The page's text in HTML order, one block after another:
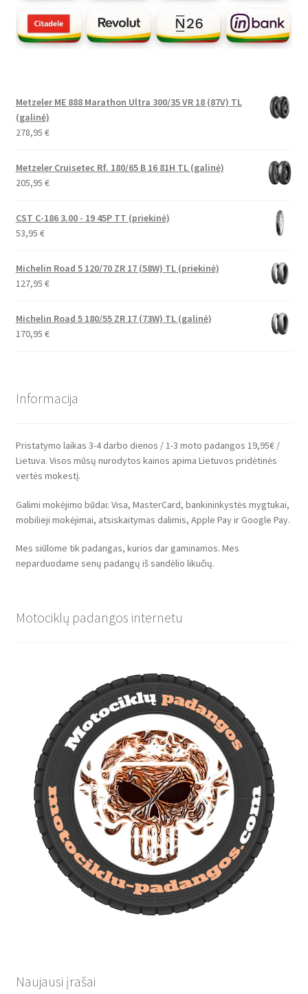
Metzeler ME 888 Marathon Ultra 300/35 VR 18 (87V) TL
(galinė)
278,95 €
Metzeler Cruisetec Rf. 180/65 B 16 81H TL (galinė)
205,95 €
CST C-186 3.00 - 19 45P TT (priekinė)
53,95 €
Michelin Road 5 120/70 ZR 17 (58W) TL (priekinė)
127,95 €
Michelin Road 5 180/55 ZR 17 (73W) TL (galinė)
170,95 €
Informacija
Pristatymo laikas 3-4 darbo dienos / 1-3 moto padangos 19,95€ /
Lietuva. Visos mūsų nurodytos kainos apima Lietuvos pridėtinės
vertės mokestį.
Galimi mokėjimo būdai: Visa, MasterCard, bankininkystės mygtukai,
mobilieji mokėjimai, atsiskaitymas dalimis, Apple Pay ir Google Pay.
Mes siūlome tik padangas, kurios dar gaminamos. Mes
neparduodame senų padangų iš sandėlio likučių.
Motociklų padangos internetu
Naujausi įrašai